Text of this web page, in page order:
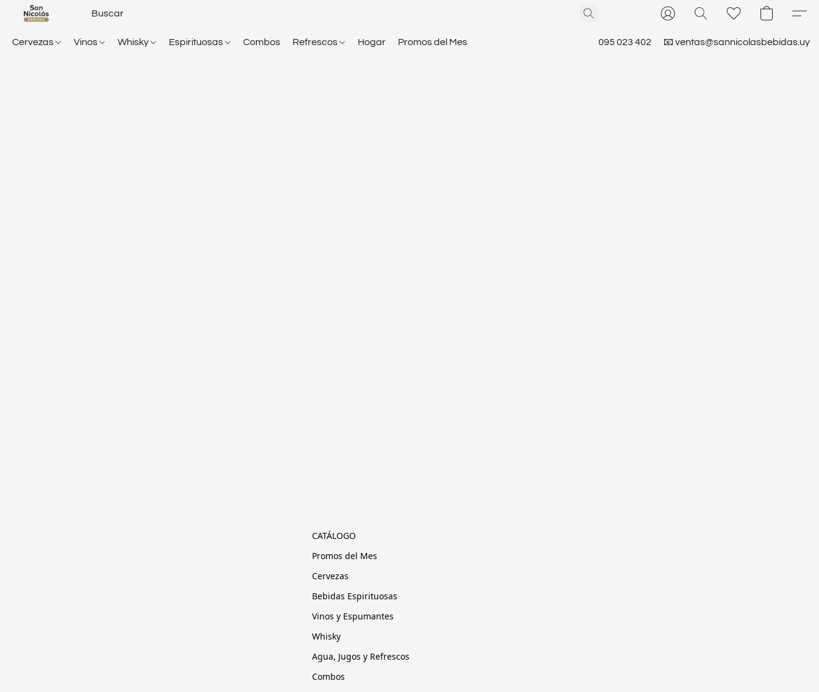
Cervezas Vinos Whisky Espirituosas Combos Refrescos Hogar Promos del Mes 095 023 402 📧 ventas@sannicolasbebidas.uy
CATÁLOGO
Promos del Mes
Cervezas
Bebidas Espirituosas
Vinos y Espumantes
Whisky
Agua, Jugos y Refrescos
Combos